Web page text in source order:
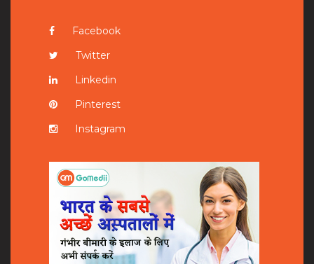
Facebook
Twitter
Linkedin
Pinterest
Instagram